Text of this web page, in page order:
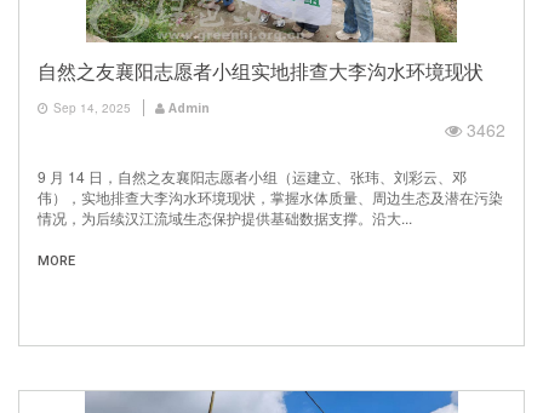
自然之友襄阳志愿者小组实地排查大李沟水环境现状
Sep 14, 2025 Admin
3462
9 月 14 日，自然之友襄阳志愿者小组（运建立、张玮、刘彩云、邓
伟），实地排查大李沟水环境现状，掌握水体质量、周边生态及潜在污染
情况，为后续汉江流域生态保护提供基础数据支撑。沿大...
MORE